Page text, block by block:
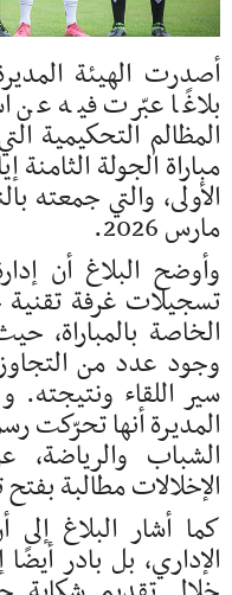
أصدرت الهيئة
بلاغًا عبّرت فيه عن
المظالم التحكيمية
مباراة الجولة
مارس 2026.
وأوضح البلاغ أن
الخاصة
وجود عدد من
سير اللقاء ونتيجته.
المديرة أنها تحرّكت
الشباب
الإخلالات مطالبة
كما أشار البلاغ
الإداري، بل بادر